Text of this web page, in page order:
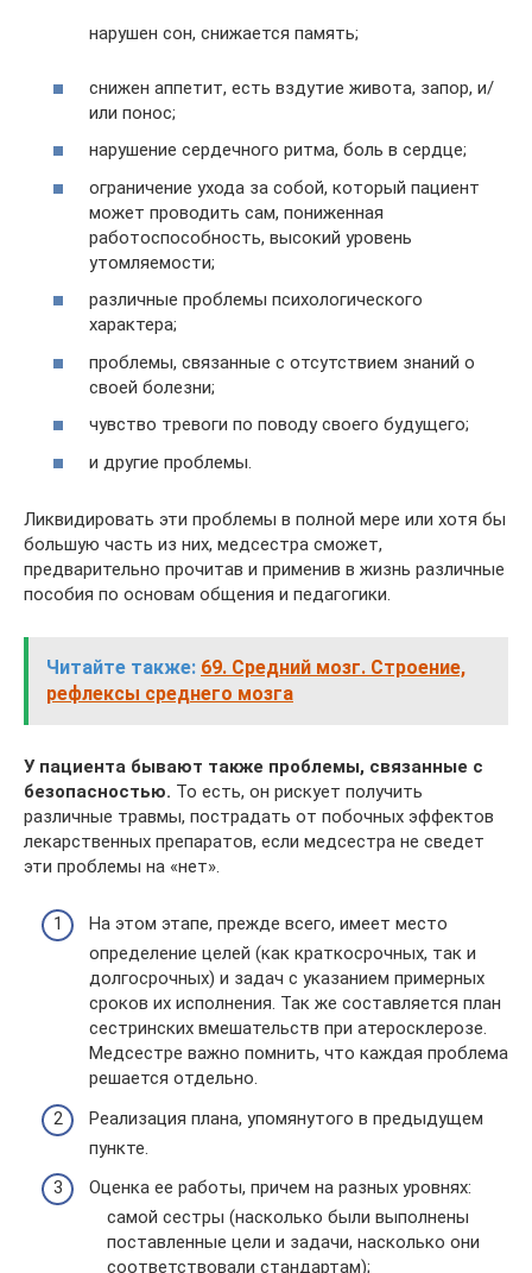
нарушен сон, снижается память;
снижен аппетит, есть вздутие живота, запор, и/
или понос;
нарушение сердечного ритма, боль в сердце;
ограничение ухода за собой, который пациент
может проводить сам, пониженная
работоспособность, высокий уровень
утомляемости;
различные проблемы психологического
характера;
проблемы, связанные с отсутствием знаний о
своей болезни;
чувство тревоги по поводу своего будущего;
и другие проблемы.
Ликвидировать эти проблемы в полной мере или хотя бы
большую часть из них, медсестра сможет,
предварительно прочитав и применив в жизнь различные
пособия по основам общения и педагогики.
Читайте также: 69. Средний мозг. Строение,
рефлексы среднего мозга
У пациента бывают также проблемы, связанные с
безопасностью. То есть, он рискует получить
различные травмы, пострадать от побочных эффектов
лекарственных препаратов, если медсестра не сведет
эти проблемы на «нет».
На этом этапе, прежде всего, имеет место
определение целей (как краткосрочных, так и
долгосрочных) и задач с указанием примерных
сроков их исполнения. Так же составляется план
сестринских вмешательств при атеросклерозе.
Медсестре важно помнить, что каждая проблема
решается отдельно.
Реализация плана, упомянутого в предыдущем
пункте.
Оценка ее работы, причем на разных уровнях:
самой сестры (насколько были выполнены
поставленные цели и задачи, насколько они
соответствовали стандартам);